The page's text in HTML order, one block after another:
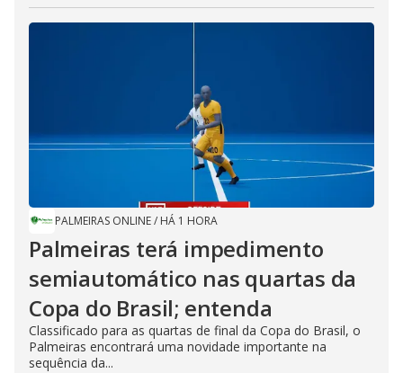
PALMEIRAS ONLINE/ HÁ 1 HORA
Palmeiras terá impedimento
semiautomático nas quartas da
Copa do Brasil; entenda
Classificado para as quartas de final da Copa do Brasil, o
Palmeiras encontrará uma novidade importante na
sequência da...